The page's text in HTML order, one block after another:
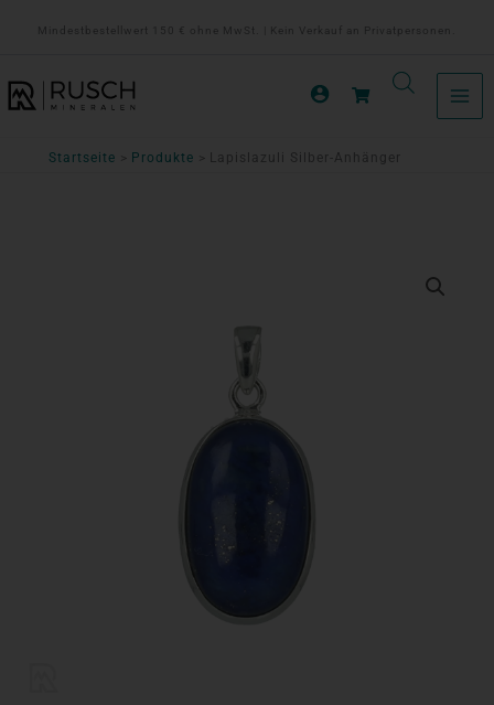
Mindestbestellwert 150 € ohne MwSt. | Kein Verkauf an Privatpersonen.
Startseite Produkte Lapislazuli Silber-Anhänger